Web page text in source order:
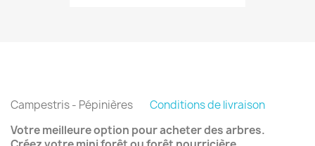
Campestris - Pépinières Conditions de livraison
Votre meilleure option pour acheter des arbres.